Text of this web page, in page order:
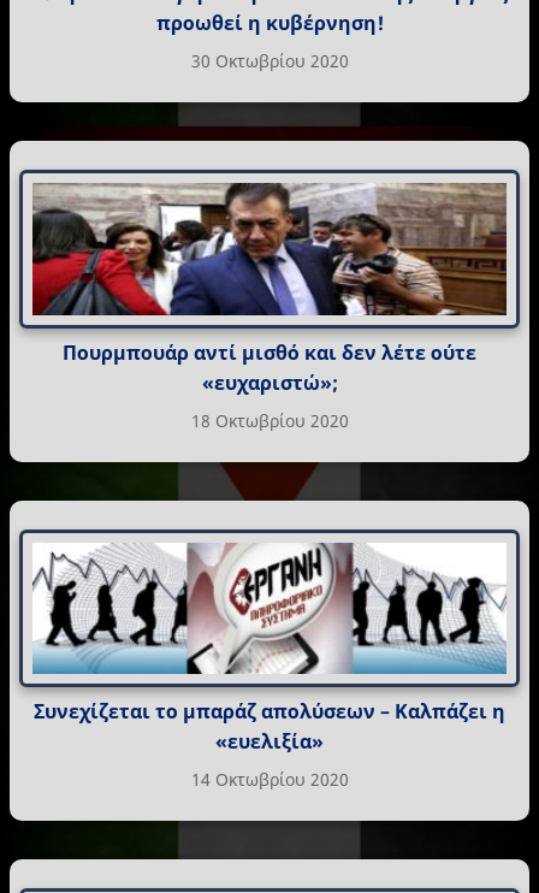
προωθεί η κυβέρνηση!
30 Οκτωβρίου 2020
Πουρμπουάρ αντί μισθό και δεν λέτε ούτε
«ευχαριστώ»;
18 Οκτωβρίου 2020
Συνεχίζεται το μπαράζ απολύσεων – Καλπάζει η
«ευελιξία»
14 Οκτωβρίου 2020